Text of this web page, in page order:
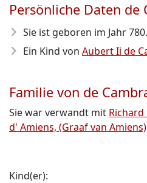
Persönliche Daten de
Sie ist geboren im Jahr 780.
Ein Kind von Aubert Ii de
Familie von de
Sie war verwandt mit
d' Amiens, (Graaf van Amiens)
Kind(er):